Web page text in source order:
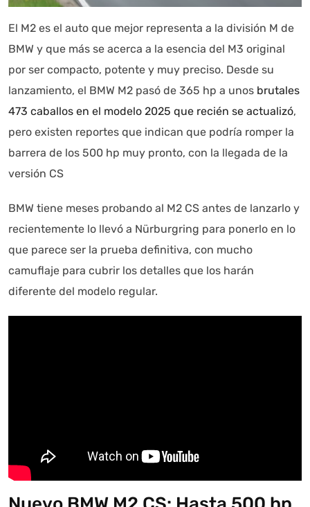
El M2 es el auto que mejor representa a la división M de
BMW y que más se acerca a la esencia del M3 original
por ser compacto, potente y muy preciso. Desde su
lanzamiento, el BMW M2 pasó de 365 hp a unos brutales
473 caballos en el modelo 2025 que recién se actualizó,
pero existen reportes que indican que podría romper la
barrera de los 500 hp muy pronto, con la llegada de la
versión CS
BMW tiene meses probando al M2 CS antes de lanzarlo y
recientemente lo llevó a Nürburgring para ponerlo en lo
que parece ser la prueba definitiva, con mucho
camuflaje para cubrir los detalles que los harán
diferente del modelo regular.
Autoanalítica IA Agente Inteligente
Estoy aquí para encontrar lo que necesitas. ¿Qué estás
buscando? "Este asistente con IA (OpenAI) ofrece
Asistente con IA en desarrollo. Autoanalítica optimiza
diariamente su exactitud."